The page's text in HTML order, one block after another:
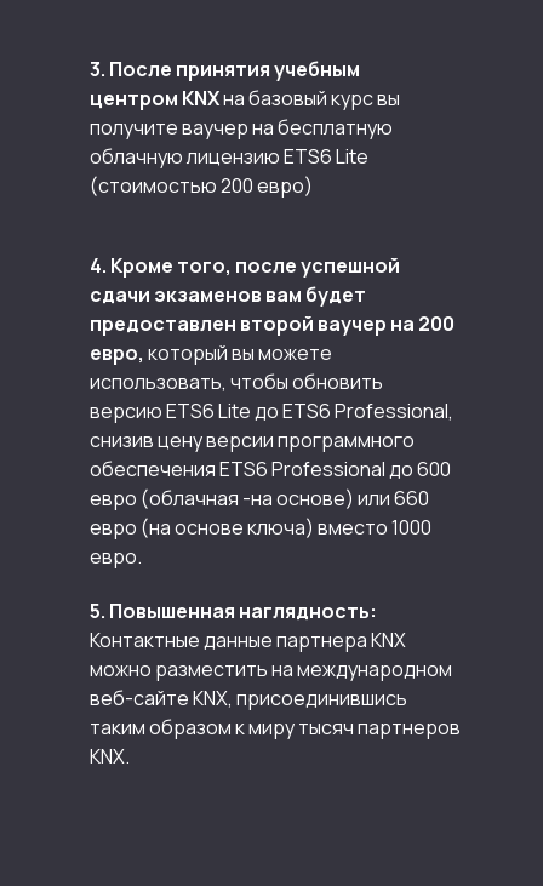
3. После принятия учебным
центром KNXна базовый курс вы
получите ваучер на бесплатную
облачную лицензию ETS6 Lite
(стоимостью 200 евро)
4. Кроме того, после успешной
сдачи экзаменов вам будет
предоставлен второй ваучер на 200
евро, который вы можете
использовать, чтобы обновить
версию ETS6 Lite до ETS6 Professional,
снизив цену версии программного
обеспечения ETS6 Professional до 600
евро (облачная -на основе) или 660
евро (на основе ключа) вместо 1000
евро.
5. Повышенная наглядность:
Контактные данные партнера KNX
можно разместить на международном
веб-сайте KNX, присоединившись
таким образом к миру тысяч партнеров
KNX.